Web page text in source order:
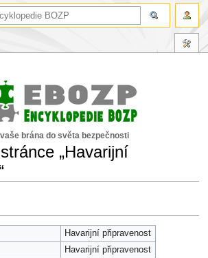
brána do světa bezpečnosti
„Havarijní
Havarijní připravenost
Havarijní připravenost